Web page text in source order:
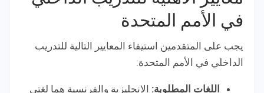
في الأمم المتحدة
يجب على المتقدمين استيفاء المعايير التالية للتدريب
الداخلي في الأمم المتحدة:
اللغات المطلوبة: الانجليزية والفرنسية هما لغتي